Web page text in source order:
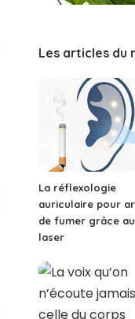
Les articles du
La réflexologie
auriculaire pour
de fumer grâce au
laser